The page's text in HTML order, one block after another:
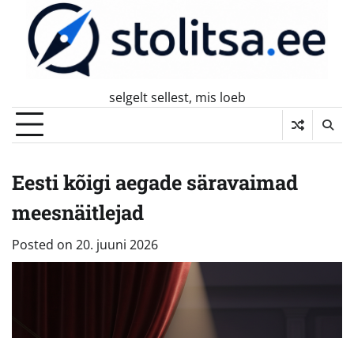
content
selgelt sellest, mis loeb
Eesti kõigi aegade säravaimad
meesnäitlejad
Posted on 20. juuni 2026